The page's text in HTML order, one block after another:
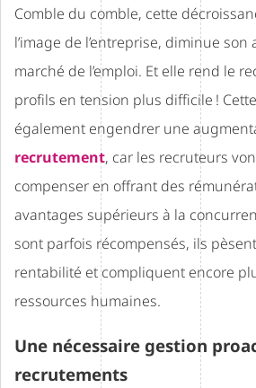
Comble du comble, cette
l’image de l’entreprise, diminue
marché de l’emploi. Et elle rend le
profils en tension plus difficile !
également engendrer une
recrutement, car les recruteurs
compenser en offrant des
avantages supérieurs à la
sont parfois récompensés, ils
rentabilité et compliquent encore
ressources humaines.
Une nécessaire gestion
recrutements